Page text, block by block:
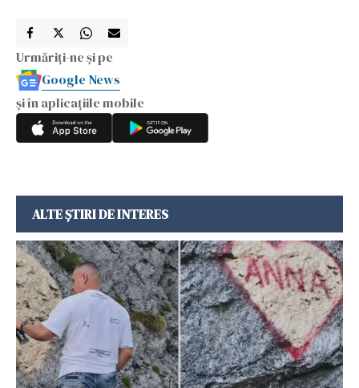
Urmăriți-ne și pe
Google News
și în aplicațiile mobile
ALTE ȘTIRI DE INTERES